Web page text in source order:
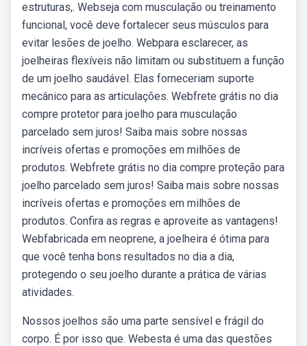
estruturas,. Webseja com musculação ou treinamento
funcional, você deve fortalecer seus músculos para
evitar lesões de joelho. Webpara esclarecer, as
joelheiras flexíveis não limitam ou substituem a função
de um joelho saudável. Elas forneceriam suporte
mecânico para as articulações. Webfrete grátis no dia
compre protetor para joelho para musculação
parcelado sem juros! Saiba mais sobre nossas
incríveis ofertas e promoções em milhões de
produtos. Webfrete grátis no dia compre proteção para
joelho parcelado sem juros! Saiba mais sobre nossas
incríveis ofertas e promoções em milhões de
produtos. Confira as regras e aproveite as vantagens!
Webfabricada em neoprene, a joelheira é ótima para
que você tenha bons resultados no dia a dia,
protegendo o seu joelho durante a prática de várias
atividades.
Nossos joelhos são uma parte sensível e frágil do
corpo. É por isso que. Webesta é uma das questões